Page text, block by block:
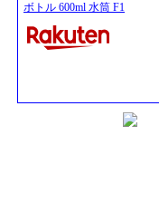
ボトル 600ml 水筒 F1